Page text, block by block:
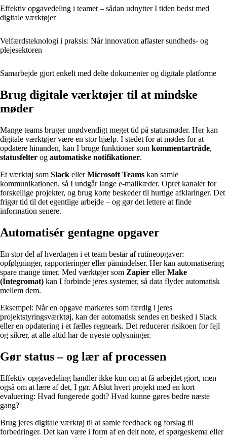
Effektiv opgavedeling i teamet – sådan udnytter I tiden bedst med
digitale værktøjer
Velfærdsteknologi i praksis: Når innovation aflaster sundheds- og
plejesektoren
Samarbejde gjort enkelt med delte dokumenter og digitale platforme
Brug digitale værktøjer til at mindske
møder
Mange teams bruger unødvendigt meget tid på statusmøder. Her kan
digitale værktøjer være en stor hjælp. I stedet for at mødes for at
opdatere hinanden, kan I bruge funktioner som kommentartråde,
statusfelter og automatiske notifikationer.
Et værktøj som Slack ellerMicrosoft Teams kan samle
kommunikationen, så I undgår lange e-mailkæder. Opret kanaler for
forskellige projekter, og brug korte beskeder til hurtige afklaringer. Det
frigør tid til det egentlige arbejde – og gør det lettere at finde
information senere.
Automatisér gentagne opgaver
En stor del af hverdagen i et team består af rutineopgaver:
opfølgninger, rapporteringer eller påmindelser. Her kan automatisering
spare mange timer. Med værktøjer som Zapier ellerMake
(Integromat) kan I forbinde jeres systemer, så data flyder automatisk
mellem dem.
Eksempel: Når en opgave markeres som færdig i jeres
projektstyringsværktøj, kan der automatisk sendes en besked i Slack
eller en opdatering i et fælles regneark. Det reducerer risikoen for fejl
og sikrer, at alle altid har de nyeste oplysninger.
Gør status – og lær af processen
Effektiv opgavedeling handler ikke kun om at få arbejdet gjort, men
også om at lære af det, I gør. Afslut hvert projekt med en kort
evaluering: Hvad fungerede godt? Hvad kunne gøres bedre næste
gang?
Brug jeres digitale værktøj til at samle feedback og forslag til
forbedringer. Det kan være i form af en delt note, et spørgeskema eller